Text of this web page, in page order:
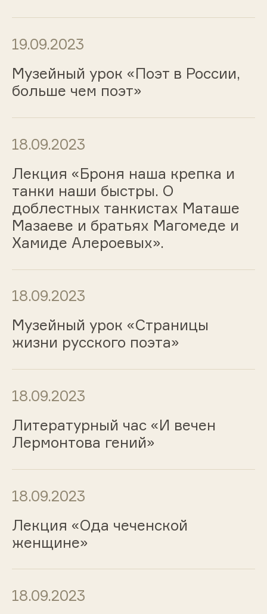
19.09.2023
Музейный урок «Поэт в России,
больше чем поэт»
18.09.2023
Лекция «Броня наша крепка и
танки наши быстры. О
доблестных танкистах Маташе
Мазаеве и братьях Магомеде и
Хамиде Алероевых».
18.09.2023
Музейный урок «Страницы
жизни русского поэта»
18.09.2023
Литературный час «И вечен
Лермонтова гений»
18.09.2023
Лекция «Ода чеченской
женщине»
18.09.2023